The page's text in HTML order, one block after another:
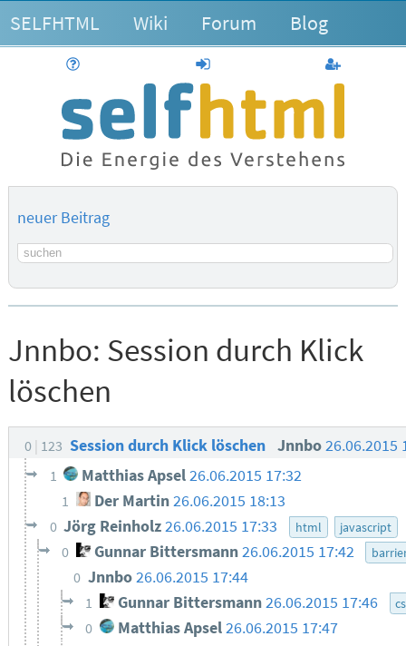
SELFHTML Wiki Forum Blog
anmelden
neuer Beitrag
Suchbegriff
Jnnbo: Session durch Klick
löschen
0 123 Session durch Klick löschen Jnnbo26.06.2015
1 Matthias Apsel26.06.2015 17:32
1 Der Martin 26.06.2015 18:13
0 Jörg Reinholz26.06.2015 17:33 html javascript
0 Gunnar Bittersmann 26.06.2015 17:42
0 Jnnbo26.06.2015 17:44
1 Gunnar Bittersmann26.06.2015 17:46
0 Matthias Apsel26.06.2015 17:47